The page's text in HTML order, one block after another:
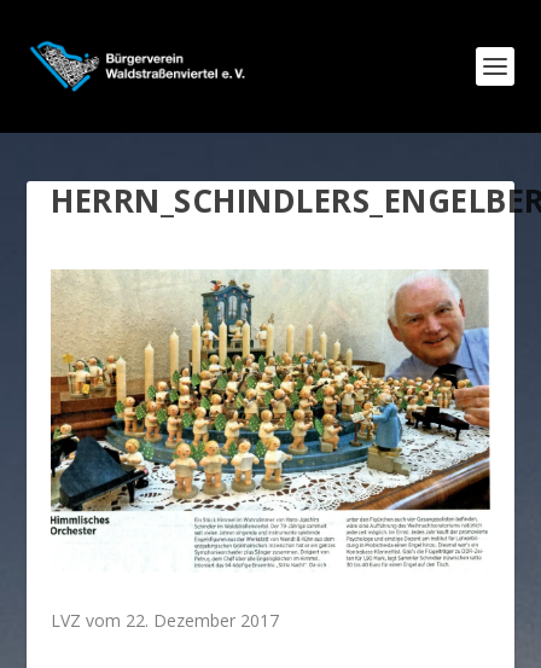
LVZ vom 22. Dezember 2017